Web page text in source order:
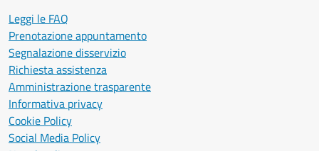
Leggi le FAQ
Prenotazione appuntamento
Segnalazione disservizio
Richiesta assistenza
Amministrazione trasparente
Informativa privacy
Cookie Policy
Social Media Policy